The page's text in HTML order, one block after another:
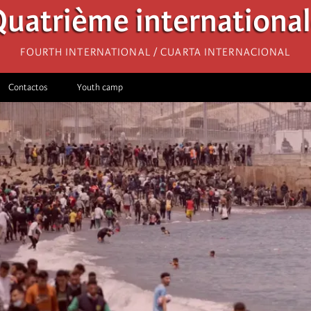
Fourth International / Cuarta Internacional
Contactos Youth camp